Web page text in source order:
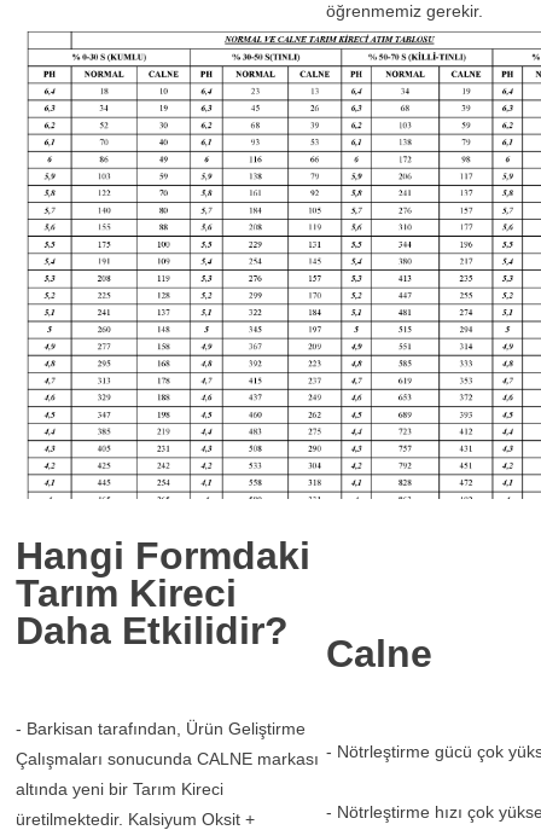
öğrenmemiz gerekir.
Hangi Formdaki
Tarım Kireci
Daha Etkilidir?
- Barkisan tarafından, Ürün Geliştirme
Çalışmaları sonucunda CALNE markası
altında yeni bir Tarım Kireci
üretilmektedir. Kalsiyum Oksit +
Calne
- Nötrleştirme gücü çok
- Nötrleştirme hızı çok